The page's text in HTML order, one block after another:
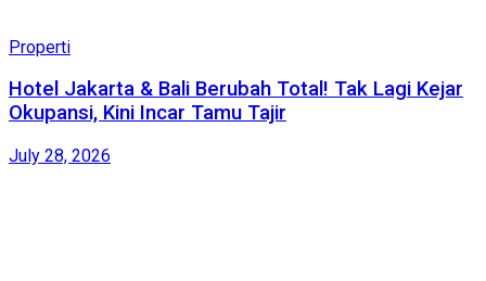
Properti
Hotel Jakarta & Bali Berubah Total! Tak Lagi Kejar
Okupansi, Kini Incar Tamu Tajir
July 28, 2026